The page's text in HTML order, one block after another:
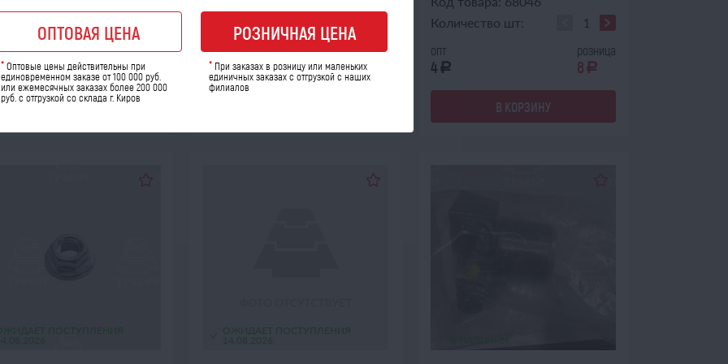
a
розница
181a
В КОРЗИНУ
опт
31 a
розница
50a
Количество шт:
опт
4 a
розница
8 a
В КОРЗИНУ
ПОСТУПЛЕНИЯ
ОЖИДАЕТ ПОСТУПЛЕНИЯ
14.08.2026
ОПТОВАЯ ЦЕНА
*Оптовые цены действительны при
единовременном заказе от 100 000 руб.
или ежемесячных заказах более 200 000
руб. с отгрузкой со склада г. Киров
РОЗНИЧНАЯ ЦЕНА
* При заказах в розницу или маленьких
единичных заказах с отгрузкой с наших
филиалов